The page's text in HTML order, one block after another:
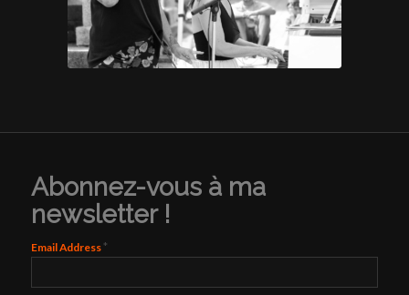
Abonnez-vous à ma
newsletter !
Email Address *